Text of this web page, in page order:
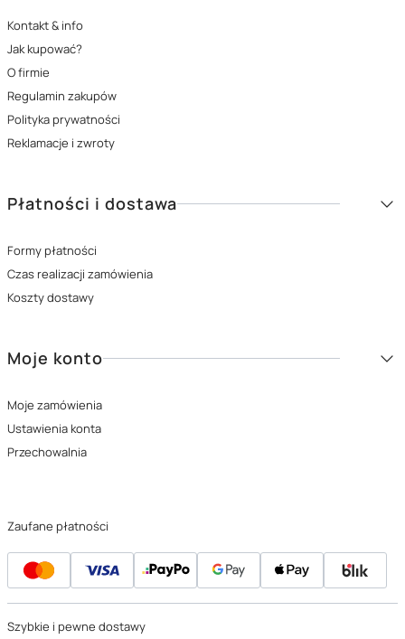
Kontakt & info
Jak kupować?
O firmie
Regulamin zakupów
Polityka prywatności
Reklamacje i zwroty
Płatności i dostawa
Formy płatności
Czas realizacji zamówienia
Koszty dostawy
Moje konto
Moje zamówienia
Ustawienia konta
Przechowalnia
Zaufane płatności
Szybkie i pewne dostawy